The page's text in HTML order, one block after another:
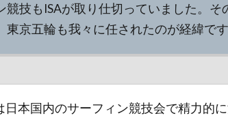
競技もISAが取り仕切っていました。そ
東京五輪も我々に任されたのが経緯です
日本国内のサーフィン競技会で精力的に